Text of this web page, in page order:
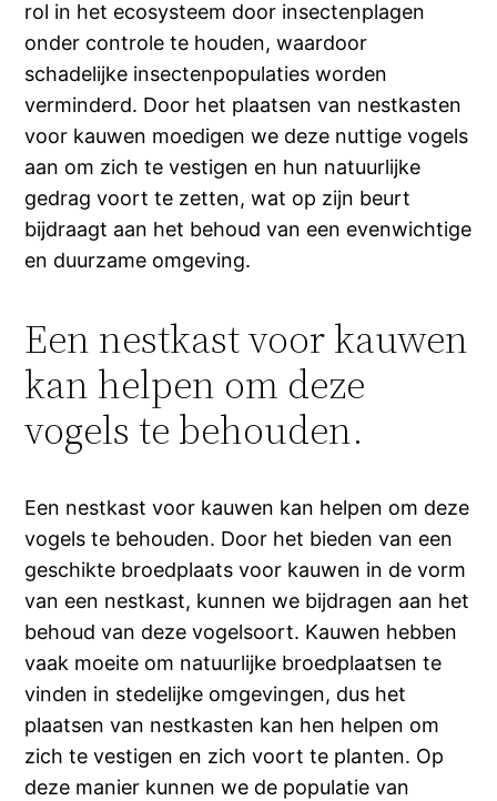
rol in het ecosysteem door insectenplagen
onder controle te houden, waardoor
schadelijke insectenpopulaties worden
verminderd. Door het plaatsen van nestkasten
voor kauwen moedigen we deze nuttige vogels
aan om zich te vestigen en hun natuurlijke
gedrag voort te zetten, wat op zijn beurt
bijdraagt aan het behoud van een evenwichtige
en duurzame omgeving.
Een nestkast voor kauwen
kan helpen om deze
vogels te behouden.
Een nestkast voor kauwen kan helpen om deze
vogels te behouden. Door het bieden van een
geschikte broedplaats voor kauwen in de vorm
van een nestkast, kunnen we bijdragen aan het
behoud van deze vogelsoort. Kauwen hebben
vaak moeite om natuurlijke broedplaatsen te
vinden in stedelijke omgevingen, dus het
plaatsen van nestkasten kan hen helpen om
zich te vestigen en zich voort te planten. Op
deze manier kunnen we de populatie van